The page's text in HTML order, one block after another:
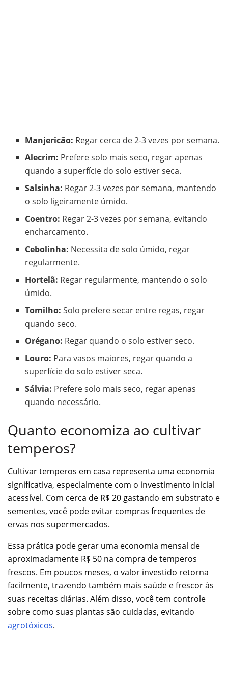
Manjericão: Regar cerca de 2-3 vezes por semana.
Alecrim: Prefere solo mais seco, regar apenas
quando a superfície do solo estiver seca.
Salsinha: Regar 2-3 vezes por semana, mantendo
o solo ligeiramente úmido.
Coentro: Regar 2-3 vezes por semana, evitando
encharcamento.
Cebolinha: Necessita de solo úmido, regar
regularmente.
Hortelã: Regar regularmente, mantendo o solo
úmido.
Tomilho: Solo prefere secar entre regas, regar
quando seco.
Orégano: Regar quando o solo estiver seco.
Louro: Para vasos maiores, regar quando a
superfície do solo estiver seca.
Sálvia: Prefere solo mais seco, regar apenas
quando necessário.
Quanto economiza ao cultivar
temperos?
Cultivar temperos em casa representa uma economia
significativa, especialmente com o investimento inicial
acessível. Com cerca de R$ 20 gastando em substrato e
sementes, você pode evitar compras frequentes de
ervas nos supermercados.
Essa prática pode gerar uma economia mensal de
aproximadamente R$ 50 na compra de temperos
frescos. Em poucos meses, o valor investido retorna
facilmente, trazendo também mais saúde e frescor às
suas receitas diárias. Além disso, você tem controle
sobre como suas plantas são cuidadas, evitando
agrotóxicos.